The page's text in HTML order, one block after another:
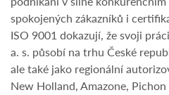
spokojených zákazníků i
ISO 9001 dokazují, že svoji
a. s. působí na trhu České
ale také jako regionální
New Holland, Amazone, Pichon